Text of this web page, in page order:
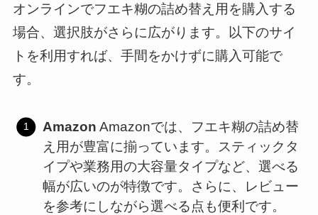
オンラインでフエキ糊の詰め替え用を購入する
場合、選択肢がさらに広がります。以下のサイ
トを利用すれば、手間をかけずに購入可能で
す。
Amazon Amazonでは、フエキ糊の詰め替
え用が豊富に揃っています。スティックタ
イプや業務用の大容量タイプなど、選べる
幅が広いのが特徴です。さらに、レビュー
を参考にしながら選べる点も便利です。